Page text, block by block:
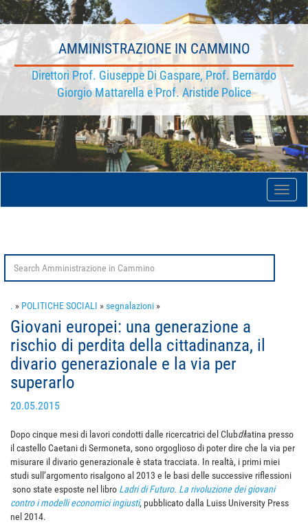
AMMINISTRAZIONE IN CAMMINO
Direttori Prof. Giuseppe Di Gaspare, Prof. Bernardo
Giorgio Mattarella e Prof. Aristide Police
Toggle
for:
. » POLITICHE SOCIALI »segnalazioni »
Giovani europei: una generazione a
rischio di perdita della cittadinanza, il
divario generazionale e la via per
superarlo
20.05.2015
Dopo cinque mesi di lavori condotti dalle ricercatrici del Clubdilatina presso
il castello Caetani di Sermoneta, sono orgoglioso di poter dire che la via per
misurare il divario generazionale è stata tracciata. In realtà, i primi miei
studi sull’argomento risalgono al 2013 e le basi delle successive riflessioni
sono state esposte nel libro Ladri di Futuro. La rivoluzione dei giovani
contro i modelli economici ingiusti, pubblicato dalla Luiss University Press
nel 2014.